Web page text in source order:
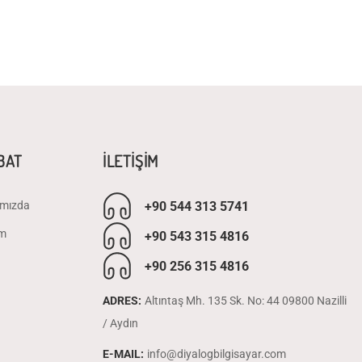
İLETİŞİM
+90 544 313 5741
+90 543 315 4816
+90 256 315 4816
ADRES: Altıntaş Mh. 135 Sk. No: 44 09800 Nazilli
/ Aydın
E-MAIL: info@diyalogbilgisayar.com